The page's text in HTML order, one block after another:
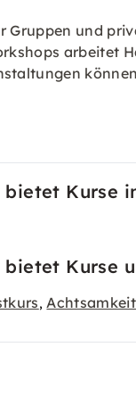
Gruppen und
arbeitet
Kurse
Kurse
,